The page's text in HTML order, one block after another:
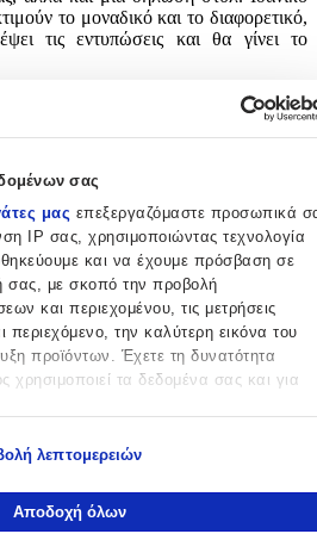
σας
μας επεξεργαζόμαστε προσωπικά
IP σας, χρησιμοποιώντας τεχνολογία
και να έχουμε πρόσβαση σε
σας, με σκοπό την προβολή
και περιεχομένου, τις μετρήσεις
περιεχόμενο, την καλύτερη εικόνα του
προϊόντων. Έχετε τη δυνατότητα
χρησιμοποιεί τα δεδομένα σας και για
επίσης:
να είναι ακριβείς σε απόσταση
λεπτομερειών
Αποδοχή όλων
το μοναδικό και το διαφορετικό,
τις εντυπώσεις και θα γίνει το